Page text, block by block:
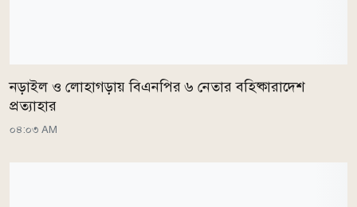
নড়াইল ও লোহাগড়ায় বিএনপির ৬ নেতার বহিষ্কারাদেশ
প্রত্যাহার
০৪:০৩ AM